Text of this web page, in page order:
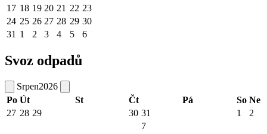
17 18 19 20 21 22 23
24 25 26 27 28 29 30
31 1 2 3 4 5 6
Svoz odpadů
Srpen2026
Po Út St Čt Pá So Ne
27 28 29 30 31 1 2
7